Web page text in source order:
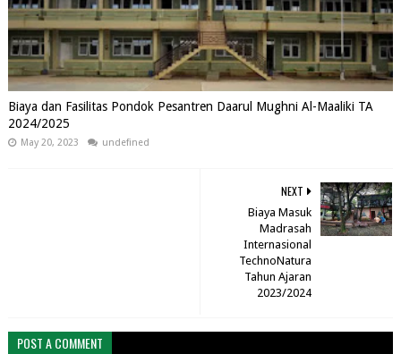
Biaya dan Fasilitas Pondok Pesantren Daarul Mughni Al-Maaliki TA
2024/2025
May 20, 2023 undefined
NEXT
Biaya Masuk
Madrasah
Internasional
TechnoNatura
Tahun Ajaran
2023/2024
POST A COMMENT